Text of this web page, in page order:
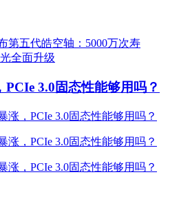
3.0固态性能够用吗？